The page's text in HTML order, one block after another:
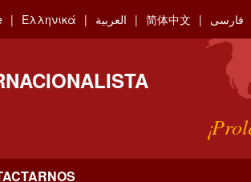
Ελληνικά العربية 简体中文 فارسی